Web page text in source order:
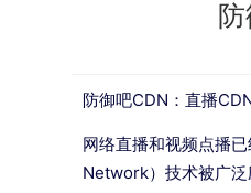
防御吧CDN：直播
网络直播和视频点播
Network）技术被广泛